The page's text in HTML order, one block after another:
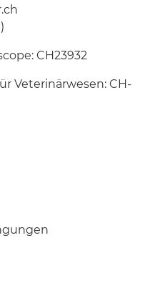
CH23932
Veterinärwesen: CH-